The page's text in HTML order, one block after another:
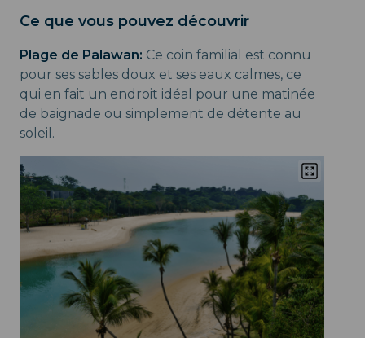
Ce que vous pouvez découvrir
Plage de Palawan: Ce coin familial est connu
pour ses sables doux et ses eaux calmes, ce
qui en fait un endroit idéal pour une matinée
de baignade ou simplement de détente au
soleil.